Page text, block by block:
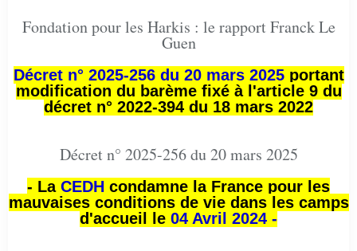
Fondation pour les Harkis : le rapport Franck Le
Guen
Décret n° 2025-256 du 20 mars 2025portant
modification du barème fixé à l'article 9 du
décret n° 2022-394 du 18 mars 2022
Décret n° 2025-256 du 20 mars 2025
- La CEDH condamne la France pour les
mauvaises conditions de vie dans les camps
d'accueil le 04 Avril 2024 -